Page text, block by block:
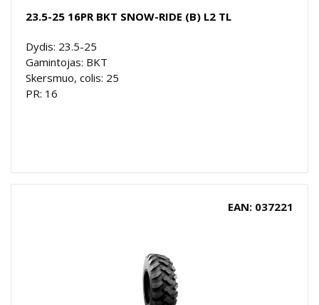
23.5-25 16PR BKT SNOW-RIDE (B) L2 TL
Dydis: 23.5-25
Gamintojas: BKT
Skersmuo, colis: 25
PR: 16
EAN: 037221